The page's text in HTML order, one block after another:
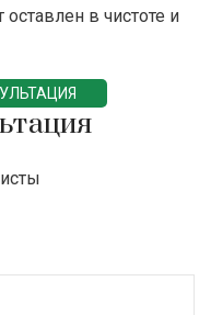
в чистоте и